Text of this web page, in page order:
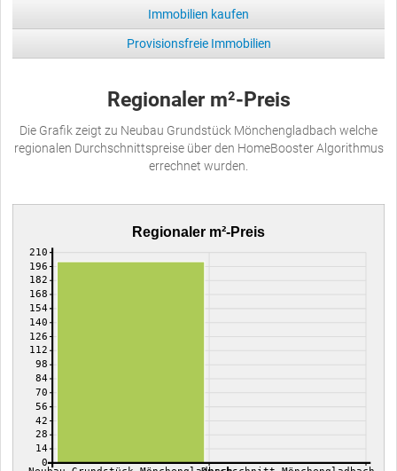
Immobilien kaufen
Provisionsfreie Immobilien
Regionaler m²-Preis
Die Grafik zeigt zu Neubau Grundstück Mönchengladbach welche
regionalen Durchschnittspreise über den HomeBooster Algorithmus
errechnet wurden.
Regionaler m²-Preis
0
14
28
42
56
70
84
98
112
126
140
154
168
182
196
210